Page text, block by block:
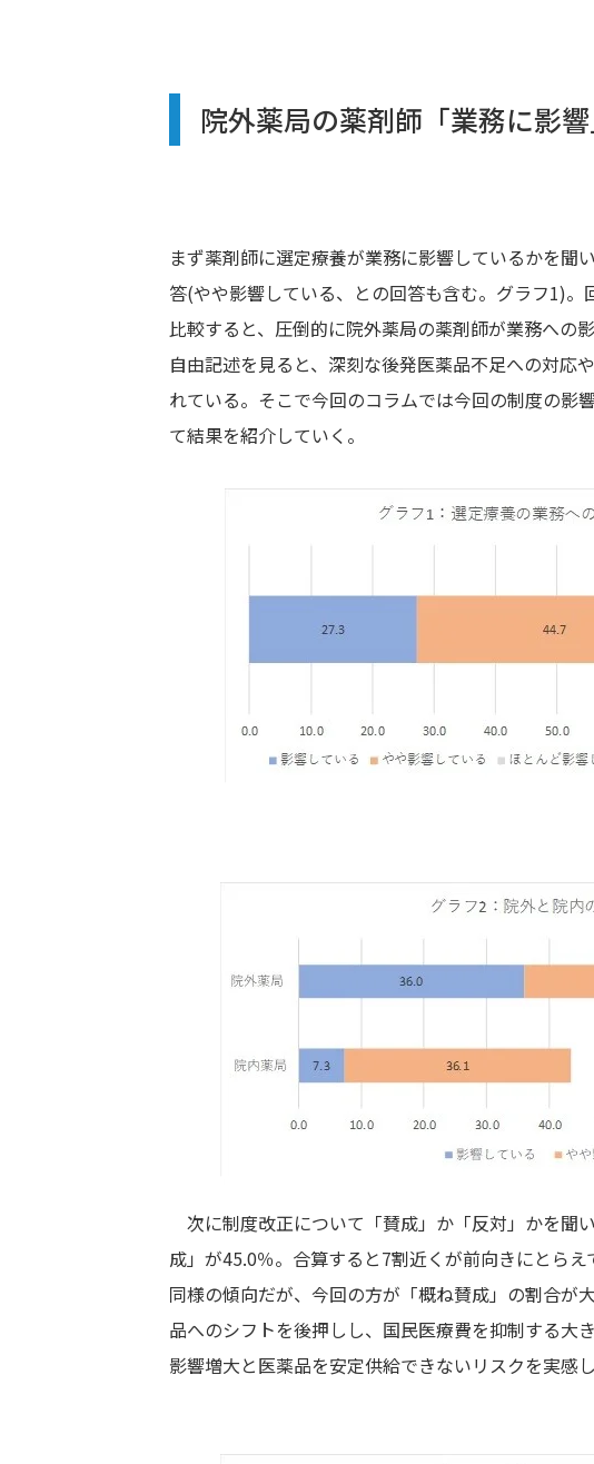
院外薬局の薬剤師「業務に影
まず薬剤師に選定療養が業務に影響しているかを聞
答(やや影響している、との回答も含む。グラフ1)
比較すると、圧倒的に院外薬局の薬剤師が業務への
自由記述を見ると、深刻な後発医薬品不足への対応
れている。そこで今回のコラムでは今回の制度の影
て結果を紹介していく。
次に制度改正について「賛成」か「反対」かを聞
成」が45.0％。合算すると7割近くが前向きにとらえ
同様の傾向だが、今回の方が「概ね賛成」の割合が
品へのシフトを後押しし、国民医療費を抑制する大
影響増大と医薬品を安定供給できないリスクを実感